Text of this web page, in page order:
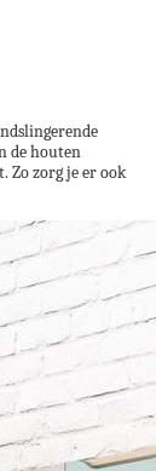
de houten
zorg je er ook